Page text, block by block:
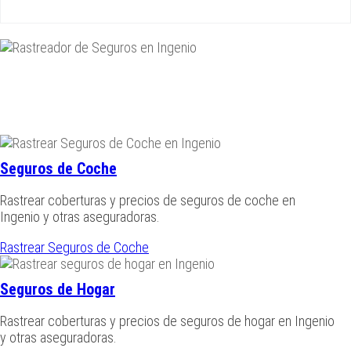
Seguros de Coche
Rastrear coberturas y precios de seguros de coche en
Ingenio y otras aseguradoras.
Rastrear Seguros de Coche
Seguros de Hogar
Rastrear coberturas y precios de seguros de hogar en Ingenio
y otras aseguradoras.